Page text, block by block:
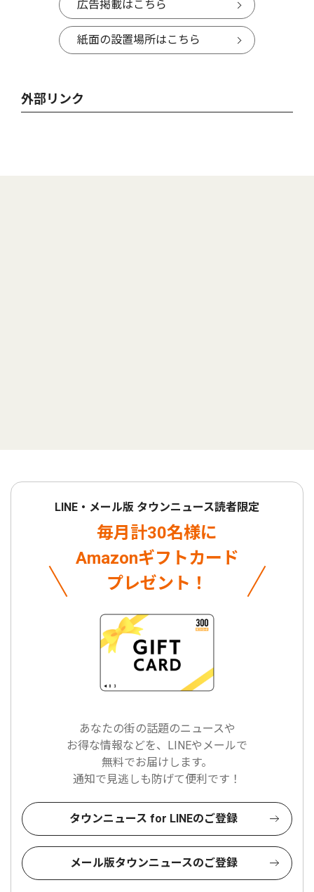
広告掲載はこちら
紙面の設置場所はこちら
外部リンク
LINE・メール版 タウンニュース読者限定
毎月計30名様に
Amazonギフトカード
プレゼント！
あなたの街の話題のニュースや
お得な情報などを、LINEやメールで
無料でお届けします。
通知で見逃しも防げて便利です！
タウンニュース for LINEのご登録
メール版タウンニュースのご登録